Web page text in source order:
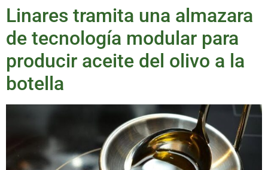
Linares tramita una almazara
de tecnología modular para
producir aceite del olivo a la
botella